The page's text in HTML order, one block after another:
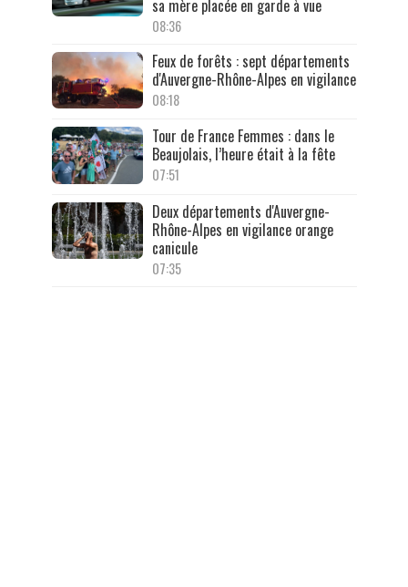
sa mère placée en garde à vue
08:36
Feux de forêts : sept départements
d'Auvergne-Rhône-Alpes en vigilance
08:18
Tour de France Femmes : dans le
Beaujolais, l’heure était à la fête
07:51
Deux départements d'Auvergne-
Rhône-Alpes en vigilance orange
canicule
07:35